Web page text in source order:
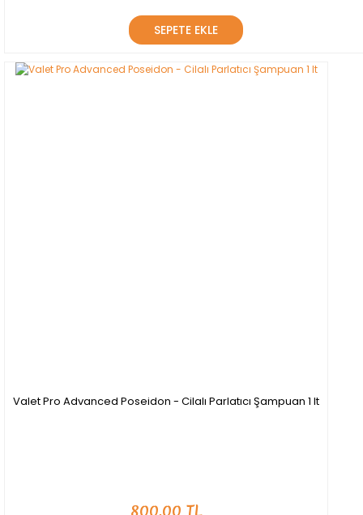
SEPETE EKLE
Valet Pro Advanced Poseidon - Cilalı Parlatıcı Şampuan 1 lt